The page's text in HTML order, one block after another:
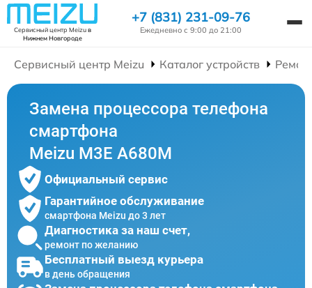
Сервисный центр Meizuв
Нижнем Новгороде
+7 (831) 231-09-76
Ежедневно с 9:00 до 21:00
Сервисный центр Meizu Каталог устройств
Замена процессора телефона
смартфона
Meizu M3E A680M
Официальный сервис
Гарантийное обслуживание
смартфона Meizu до 3 лет
Диагностика за наш счет,
ремонт по желанию
Бесплатный выезд курьера
в день обращения